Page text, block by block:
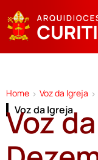
Home > Voz da Igreja >
Voz da Igreja
Voz